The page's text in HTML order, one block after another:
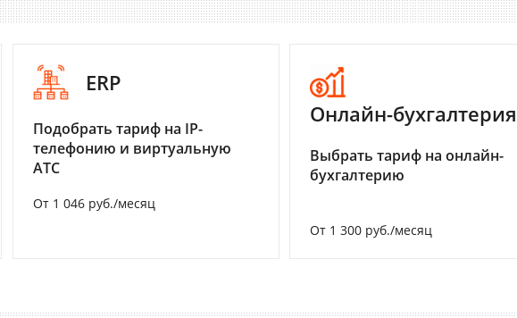
ERP
Подобрать тариф на IP-
телефонию и виртуальную
АТС
От 1 046 руб./месяц
Онлайн-бухгалтерия
Выбрать тариф на онлайн-
бухгалтерию
От 1 300 руб./месяц